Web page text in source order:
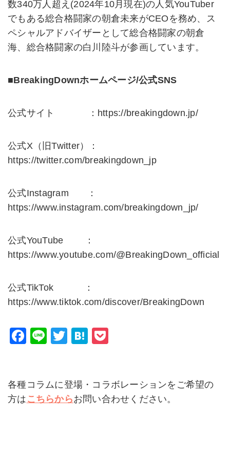
数340万人超え(2024年10月現在)の人気YouTuber
でもある総合格闘家の朝倉未来がCEOを務め、ス
ペシャルアドバイザーとして総合格闘家の朝倉
海、総合格闘家の白川陸斗が参画しています。
■BreakingDownホームページ/公式SNS
公式サイト ： https://breakingdown.jp/
公式X（旧Twitter）：
https://twitter.com/breakingdown_jp
公式Instagram ：
https://www.instagram.com/breakingdown_jp/
公式YouTube ：
https://www.youtube.com/@BreakingDown_official
公式TikTok ：
https://www.tiktok.com/discover/BreakingDown
F
e
b
Li
T
er
H
n
a
k
et
各種コラムに登場・コラボレーションをご希望の
方は こちらからお問い合わせください。